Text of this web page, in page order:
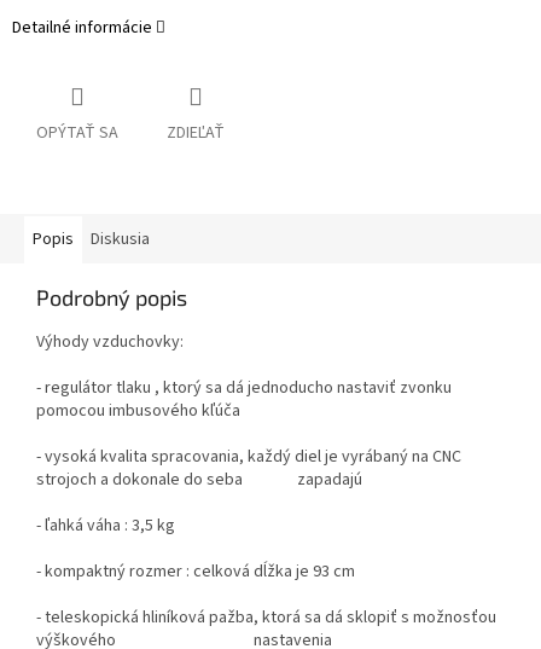
Detailné informácie
OPÝTAŤ SA ZDIEĽAŤ
Popis Diskusia
Podrobný popis
Výhody vzduchovky:
- regulátor tlaku , ktorý sa dá jednoducho nastaviť zvonku
pomocou imbusového kľúča
- vysoká kvalita spracovania, každý diel je vyrábaný na CNC
strojoch a dokonale do seba zapadajú
- ľahká váha : 3,5 kg
- kompaktný rozmer : celková dĺžka je 93 cm
- teleskopická hliníková pažba, ktorá sa dá sklopiť s možnosťou
výškového nastavenia